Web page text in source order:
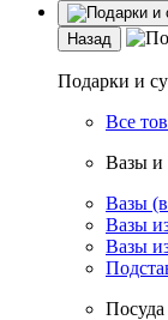
Назад
Подарки и
Все
Вазы и
Вазы
Вазы
Вазы
Посуда